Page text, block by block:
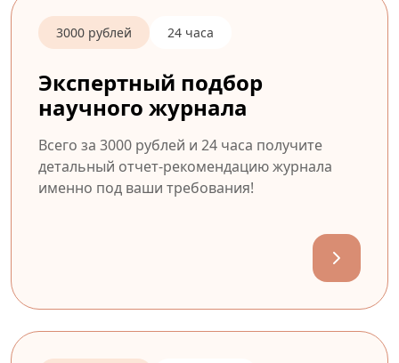
3000 рублей 24 часа
Экспертный подбор
научного журнала
Всего за 3000 рублей и 24 часа получите
детальный отчет-рекомендацию журнала
именно под ваши требования!